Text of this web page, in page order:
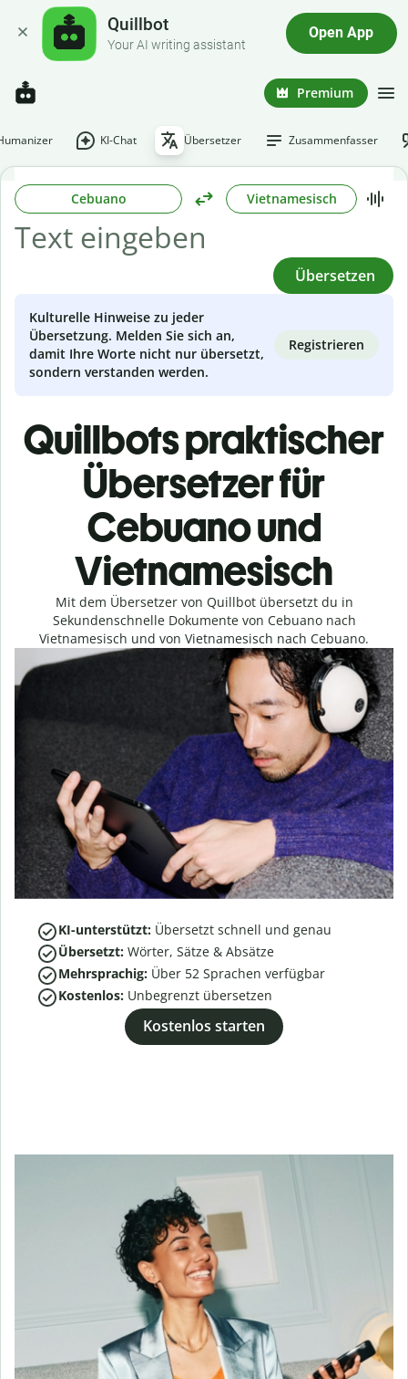
Quillbot
Your AI writing assistant
Open App
Premium
KI-Chat Übersetzer Zusammenfasser
Cebuano Vietnamesisch
Übersetzen
Kulturelle Hinweise zu jeder
Übersetzung. Melden Sie sich an,
damit Ihre Worte nicht nur übersetzt,
sondern verstanden werden.
Registrieren
Quillbots praktischer
Übersetzer für
Cebuano und
Vietnamesisch
Mit dem Übersetzer von Quillbot übersetzt du in
Sekundenschnelle Dokumente von Cebuano nach
Vietnamesisch und von Vietnamesisch nach Cebuano.
KI-unterstützt: Übersetzt schnell und genau
Übersetzt: Wörter, Sätze & Absätze
Mehrsprachig: Über 52 Sprachen verfügbar
Kostenlos: Unbegrenzt übersetzen
Kostenlos starten